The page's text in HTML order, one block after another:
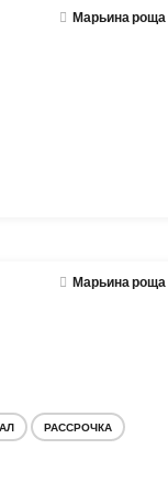
Марьина роща
Марьина роща
РАССРОЧКА